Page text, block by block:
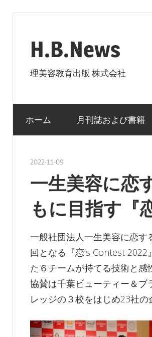
ス
ッ
H.B.News
理美容教育出版 株式会社
ホーム 月刊誌および書籍
2022-11-09
一生美容に恋
もに目指す『
一般社団法人一生美容に恋す
回となる『恋’s Contest
た６チームが持てる技術と感
協賛は千葉ビューティー＆
レッジの３校をはじめ23社